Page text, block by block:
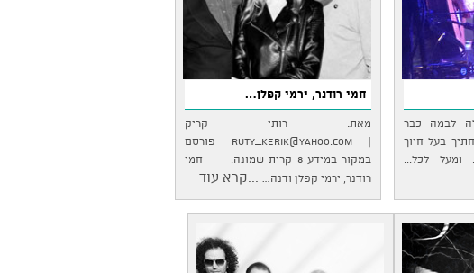
לבמה כבר
בעל חיוך
ומעל לכל...
חמי רודנר, ירמי קפלן…
מאת: רותי קריק
|
ruty_kerik@yahoo.com פורסם
במקור במידע 8 קרית שמונה. חמי
רודנר, ירמי קפלן ודנה…
...קרא עוד